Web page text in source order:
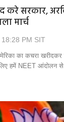
करे सरकार,
मार्च
PM SIT
का कचरा खरीदकर
हमें NEET आंदोलन